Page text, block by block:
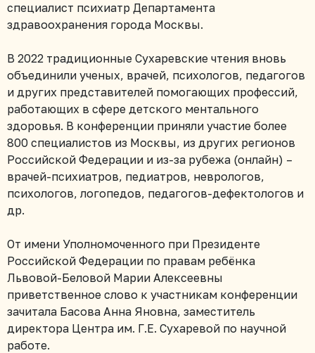
специалист психиатр Департамента
здравоохранения города Москвы.
В 2022 традиционные Сухаревские чтения вновь
объединили ученых, врачей, психологов, педагогов
и других представителей помогающих профессий,
работающих в сфере детского ментального
здоровья. В конференции приняли участие более
800 специалистов из Москвы, из других регионов
Российской Федерации и из-за рубежа (онлайн) –
врачей-психиатров, педиатров, неврологов,
психологов, логопедов, педагогов-дефектологов и
др.
От имени Уполномоченного при Президенте
Российской Федерации по правам ребёнка
Львовой-Беловой Марии Алексеевны
приветственное слово к участникам конференции
зачитала Басова Анна Яновна, заместитель
директора Центра им. Г.Е. Сухаревой по научной
работе.